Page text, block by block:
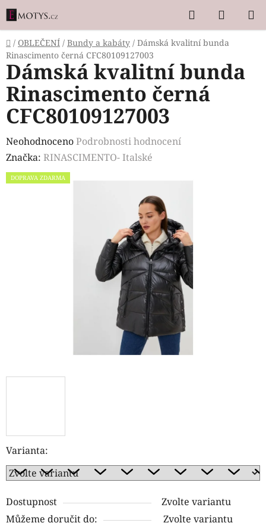
Přejít
na
obsah
Hledat
KOŠÍK
Domů
/ OBLEČENÍ / Bundy a kabáty / Dámská kvalitní bunda
Rinascimento černá CFC80109127003
Varianta:
Dostupnost
Zvolte variantu
Můžeme doručit do:
Zvolte variantu
Dámská kvalitní bunda
Rinascimento černá
CFC80109127003
Průměrné
hodnocení
produktu
NeohodnocenoPodrobnosti hodnocení
Značka: RINASCIMENTO- Italské
DOPRAVA ZDARMA